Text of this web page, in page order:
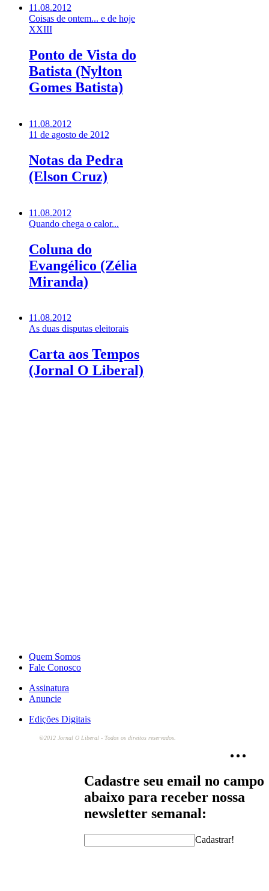
11.08.2012
Coisas de ontem... e de hoje
XXIII
Ponto de Vista do
Batista (Nylton
Gomes Batista)
11.08.2012
11 de agosto de 2012
Notas da Pedra
(Elson Cruz)
11.08.2012
Quando chega o calor...
Coluna do
Evangélico (Zélia
Miranda)
11.08.2012
As duas disputas eleitorais
Carta aos Tempos
(Jornal O Liberal)
Quem Somos
Fale Conosco
Assinatura
Anuncie
Edições Digitais
Cadastre seu email no campo
abaixo para receber nossa
newsletter semanal:
Cadastrar!
©2012 Jornal O Liberal - Todos os direitos reservados.